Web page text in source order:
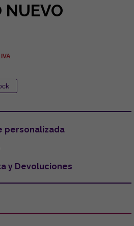
NUEVO
personalizada
y Devoluciones